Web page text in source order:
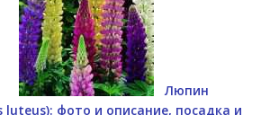
Люпин
фото и описание, посадка и